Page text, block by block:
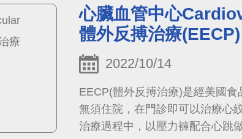
溶栓團隊」， 投入研究治療
心臟血管中心
體外反搏治療(EECP)
2022/10/14
EECP(體外反搏治療)是經美國食
無須住院，在門診即可以治療心
治療過程中，以壓力褲配合心跳